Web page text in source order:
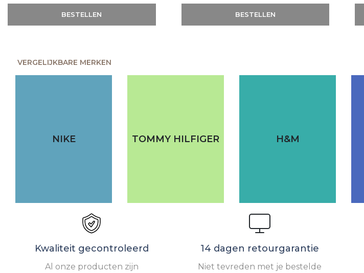
BESTELLEN BESTELLEN
VERGELIJKBARE MERKEN
NIKE TOMMY HILFIGER H&M
Kwaliteit gecontroleerd
Al onze producten zijn
14 dagen retourgarantie
Niet tevreden met je bestelde